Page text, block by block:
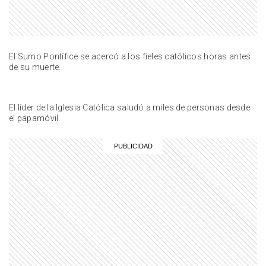
El Sumo Pontífice se acercó a los fieles católicos horas antes
de su muerte.
El líder de la Iglesia Católica saludó a miles de personas desde
el papamóvil.
ACTUALIDAD
El último adiós al Indio Solari: la
conmovedora reacción de su
una fan
streamers en redes sociales tras
ENTRETENIMIENTO
El impactante último posteo de
Lucas Vignale, el director
argentino que falleció con Gaspi
en el accidente de helicóptero
ENTRETENIMIENTO
Revelaron cuál era el proyecto
familiar que tenía entusiasmada a
Ernestina Pais antes de su
muerte: "Tenía muchas ganas"